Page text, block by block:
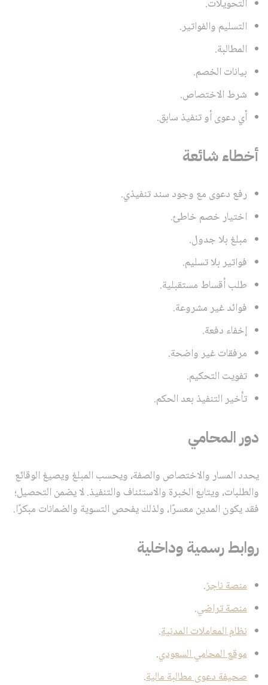
التحويلات.
التسليم والفواتير.
المطالبة.
بيانات الخصم.
شرط الاختصاص.
أي دعوى أو تنفيذ سابق.
أخطاء شائعة
رفع دعوى مع وجود سند تنفيذي.
اختيار خصم خاطئ.
مبلغ بلا جدول.
فواتير بلا تسليم.
طلب أقساط مستقبلية.
فوائد غير مشروعة.
إخفاء دفعة.
مرفقات غير واضحة.
تفويت التحكيم.
تأخير التنفيذ بعد الحكم.
دور المحامي
يحدد المسار والاختصاص والصفة، ويحسب المبلغ ويصيغ الوقائع
والطلبات، ويتابع الخبرة والاستئناف والتنفيذ. لا يضمن التحصيل؛
فقد يكون المدين معسرًا، ولذلك يفحص التسوية والضمانات مبكرًا.
روابط رسمية وداخلية
منصة ناجز.
منصة تراضي.
نظام المعاملات المدنية.
موقع المحامي السعودي.
صحيفة دعوى مطالبة مالية.